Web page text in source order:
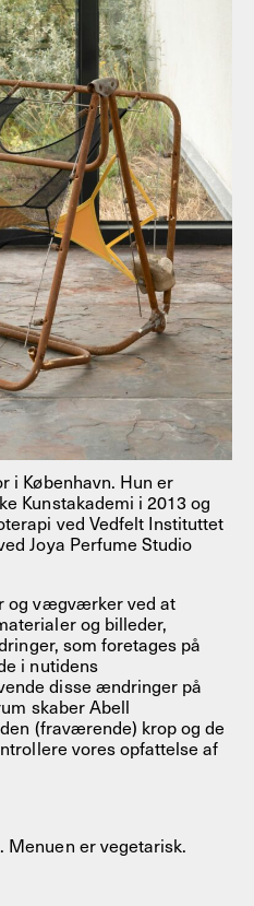
i København. Hun er
Kunstakademi i 2013 og
ved Vedfelt Instituttet
Joya Perfume Studio
og vægværker ved at
og billeder,
som foretages på
i nutidens
disse ændringer på
skaber Abell
(fraværende) krop og de
vores opfattelse af
Menuen er vegetarisk.